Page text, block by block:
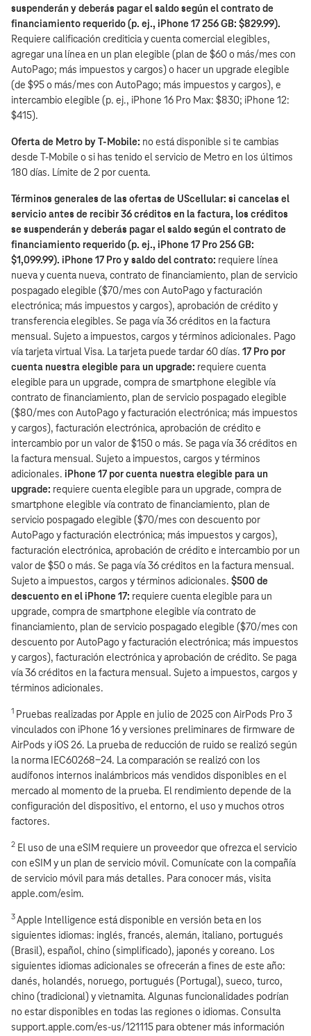
suspenderán y deberás pagar el saldo según el contrato de
financiamiento requerido (p. ej., iPhone 17 256 GB: $829.99).
Requiere calificación crediticia y cuenta comercial elegibles,
agregar una línea en un plan elegible (plan de $60 o más/mes con
AutoPago; más impuestos y cargos) o hacer un upgrade elegible
(de $95 o más/mes con AutoPago; más impuestos y cargos), e
intercambio elegible (p. ej., iPhone 16 Pro Max: $830; iPhone 12:
$415).
Oferta de Metro by T‑Mobile: no está disponible si te cambias
desde T‑Mobile o si has tenido el servicio de Metro en los últimos
180 días. Límite de 2 por cuenta.
Términos generales de las ofertas de UScellular: si cancelas el
servicio antes de recibir 36 créditos en la factura, los créditos
se suspenderán y deberás pagar el saldo según el contrato de
financiamiento requerido (p. ej., iPhone 17 Pro 256 GB:
$1,099.99). iPhone 17 Pro y saldo del contrato: requiere línea
nueva y cuenta nueva, contrato de financiamiento, plan de servicio
pospagado elegible ($70/mes con AutoPago y facturación
electrónica; más impuestos y cargos), aprobación de crédito y
transferencia elegibles. Se paga vía 36 créditos en la factura
mensual. Sujeto a impuestos, cargos y términos adicionales. Pago
vía tarjeta virtual Visa. La tarjeta puede tardar 60 días. 17 Pro por
cuenta nuestra elegible para un upgrade: requiere cuenta
elegible para un upgrade, compra de smartphone elegible vía
contrato de financiamiento, plan de servicio pospagado elegible
($80/mes con AutoPago y facturación electrónica; más impuestos
y cargos), facturación electrónica, aprobación de crédito e
intercambio por un valor de $150 o más. Se paga vía 36 créditos en
la factura mensual. Sujeto a impuestos, cargos y términos
adicionales. iPhone 17 por cuenta nuestra elegible para un
upgrade: requiere cuenta elegible para un upgrade, compra de
smartphone elegible vía contrato de financiamiento, plan de
servicio pospagado elegible ($70/mes con descuento por
AutoPago y facturación electrónica; más impuestos y cargos),
facturación electrónica, aprobación de crédito e intercambio por un
valor de $50 o más. Se paga vía 36 créditos en la factura mensual.
Sujeto a impuestos, cargos y términos adicionales. $500 de
descuento en el iPhone 17: requiere cuenta elegible para un
upgrade, compra de smartphone elegible vía contrato de
financiamiento, plan de servicio pospagado elegible ($70/mes con
descuento por AutoPago y facturación electrónica; más impuestos
y cargos), facturación electrónica y aprobación de crédito. Se paga
vía 36 créditos en la factura mensual. Sujeto a impuestos, cargos y
términos adicionales.
1 Pruebas realizadas por Apple en julio de 2025 con AirPods Pro 3
vinculados con iPhone 16 y versiones preliminares de firmware de
AirPods y iOS 26. La prueba de reducción de ruido se realizó según
la norma IEC60268-24. La comparación se realizó con los
audífonos internos inalámbricos más vendidos disponibles en el
mercado al momento de la prueba. El rendimiento depende de la
configuración del dispositivo, el entorno, el uso y muchos otros
factores.
2 El uso de una eSIM requiere un proveedor que ofrezca el servicio
con eSIM y un plan de servicio móvil. Comunícate con la compañía
de servicio móvil para más detalles. Para conocer más, visita
apple.com/esim.
3Apple Intelligence está disponible en versión beta en los
siguientes idiomas: inglés, francés, alemán, italiano, portugués
(Brasil), español, chino (simplificado), japonés y coreano. Los
siguientes idiomas adicionales se ofrecerán a fines de este año:
danés, holandés, noruego, portugués (Portugal), sueco, turco,
chino (tradicional) y vietnamita. Algunas funcionalidades podrían
no estar disponibles en todas las regiones o idiomas. Consulta
support.apple.com/es-us/121115 para obtener más información